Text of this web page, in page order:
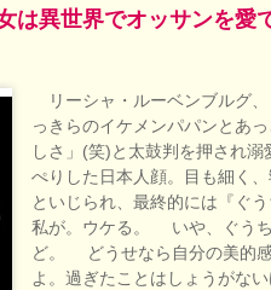
は異世界でオッサンを愛
リーシャ・ルーベンブルグ
っきらのイケメンパパンとあ
しさ」(笑)と太鼓判を押され
ぺりした日本人顔。目も細く
といじられ、最終的には『ぐ
私が。ウケる。 いや、ぐう
ど。 どうせなら自分の美的
よ。過ぎたことはしょうがな